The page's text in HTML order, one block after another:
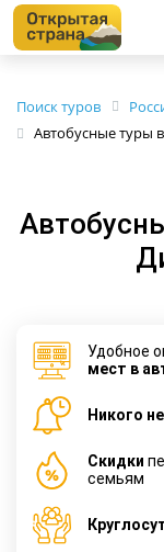
Поиск туров
Автобусные туры
Удобное
мест в
Никого
Cкидки
семьям